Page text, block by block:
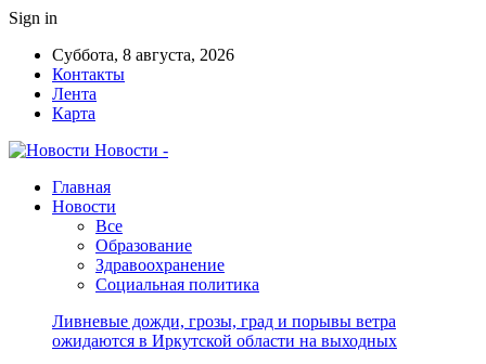
Sign in
Суббота, 8 августа, 2026
Контакты
Лента
Карта
Новости -
Главная
Новости
Все
Образование
Здравоохранение
Социальная политика
Ливневые дожди, грозы, град и порывы ветра
ожидаются в Иркутской области на выходных